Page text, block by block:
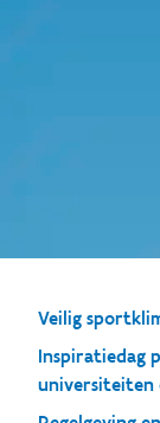
Veilig
Inspiratiedag
universiteiten